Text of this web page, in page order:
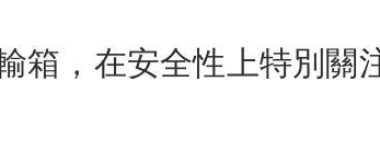
箱，在安全性上特別關